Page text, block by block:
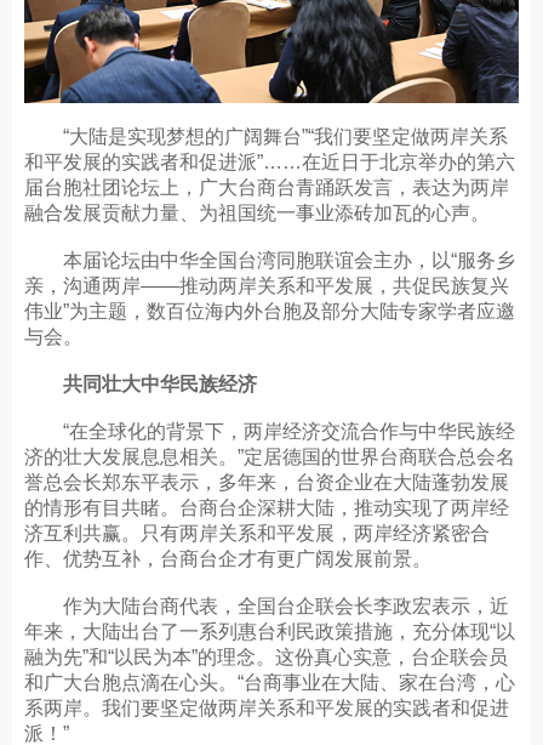
“大陆是实现梦想的广阔舞台”“我们要坚定做两岸关系
和平发展的实践者和促进派”……在近日于北京举办的第六
届台胞社团论坛上，广大台商台青踊跃发言，表达为两岸
融合发展贡献力量、为祖国统一事业添砖加瓦的心声。
本届论坛由中华全国台湾同胞联谊会主办，以“服务乡
亲，沟通两岸——推动两岸关系和平发展，共促民族复兴
伟业”为主题，数百位海内外台胞及部分大陆专家学者应邀
与会。
共同壮大中华民族经济
“在全球化的背景下，两岸经济交流合作与中华民族经
济的壮大发展息息相关。”定居德国的世界台商联合总会名
誉总会长郑东平表示，多年来，台资企业在大陆蓬勃发展
的情形有目共睹。台商台企深耕大陆，推动实现了两岸经
济互利共赢。只有两岸关系和平发展，两岸经济紧密合
作、优势互补，台商台企才有更广阔发展前景。
作为大陆台商代表，全国台企联会长李政宏表示，近
年来，大陆出台了一系列惠台利民政策措施，充分体现“以
融为先”和“以民为本”的理念。这份真心实意，台企联会员
和广大台胞点滴在心头。“台商事业在大陆、家在台湾，心
系两岸。我们要坚定做两岸关系和平发展的实践者和促进
派！”